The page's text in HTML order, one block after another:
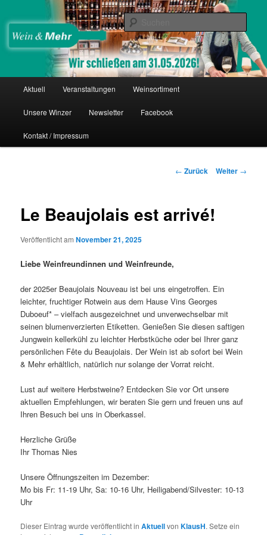
Inhalt
wechseln
Wein & Mehr
Thomas Nies
Aktuell Veranstaltungen Weinsortiment
Unsere Winzer Newsletter Facebook
Kontakt / Impressum
Beitrags-
← Zurück Weiter →
Le Beaujolais est arrivé!
Veröffentlicht amNovember 21, 2025
Liebe Weinfreundinnen und Weinfreunde,
der 2025er Beaujolais Nouveau ist bei uns eingetroffen. Ein
leichter, fruchtiger Rotwein aus dem Hause Vins Georges
Duboeuf* – vielfach ausgezeichnet und unverwechselbar mit
seinen blumenverzierten Etiketten. Genießen Sie diesen saftigen
Jungwein kellerkühl zu leichter Herbstküche oder bei Ihrer ganz
persönlichen Fête du Beaujolais. Der Wein ist ab sofort bei Wein
& Mehr erhältlich, natürlich nur solange der Vorrat reicht.
Lust auf weitere Herbstweine? Entdecken Sie vor Ort unsere
aktuellen Empfehlungen, wir beraten Sie gern und freuen uns auf
Ihren Besuch bei uns in Oberkassel.
Herzliche Grüße
Ihr Thomas Nies
Unsere Öffnungszeiten im Dezember:
Mo bis Fr: 11-19 Uhr, Sa: 10-16 Uhr, Heiligabend/Silvester: 10-13
Uhr
Dieser Eintrag wurde veröffentlicht inAktuellvonKlausH. Setze ein